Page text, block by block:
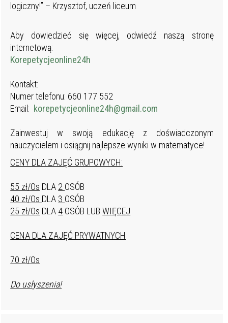
logiczny!” – Krzysztof, uczeń liceum
Aby dowiedzieć się więcej, odwiedź naszą stronę
internetową:
Korepetycjeonline24h
Kontakt:
Numer telefonu: 660 177 552
Email: korepetycjeonline24h@gmail.com
Zainwestuj w swoją edukację z doświadczonym
nauczycielem i osiągnij najlepsze wyniki w matematyce!
​​​​​​CENY DLA ZAJĘĆ GRUPOWYCH:
55 zł/Os DLA 2 OSÓB
40 zł/Os DLA 3 OSÓB
25 zł/Os DLA 4 OSÓB LUBWIĘCEJ
CENA DLA ZAJĘĆ PRYWATNYCH
70 zł/Os
Do usłyszenia!